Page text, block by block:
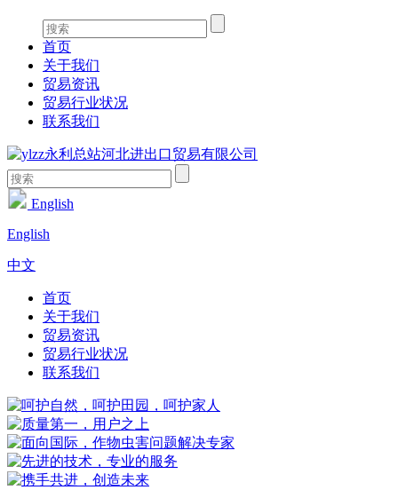
首页
关于我们
贸易资讯
贸易行业状况
联系我们
English
English
中文
首页
关于我们
贸易资讯
贸易行业状况
联系我们